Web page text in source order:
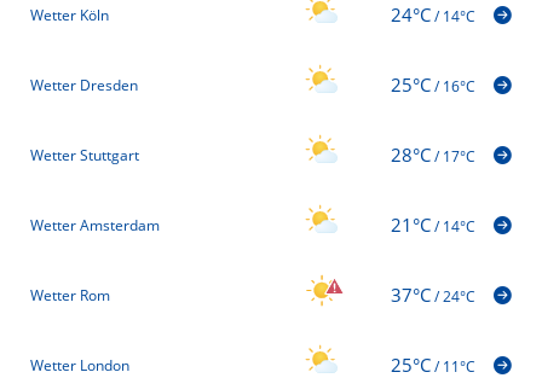
Wetter Köln 24°C/14°C
Wetter Dresden 25°C/16°C
Wetter Stuttgart 28°C/17°C
Wetter Amsterdam 21°C/14°C
Wetter Rom 37°C/24°C
Wetter London 25°C/11°C